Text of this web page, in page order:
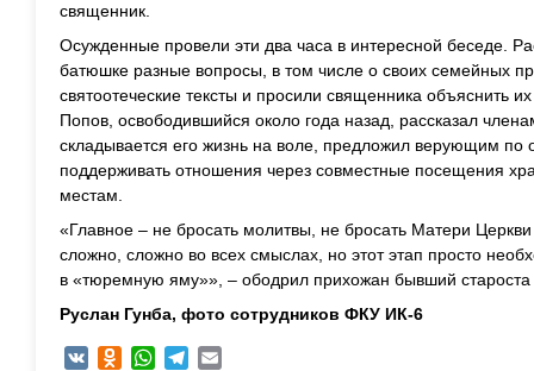
священник.
Осужденные провели эти два часа в интересной беседе.
батюшке разные вопросы, в том числе о своих семейных
святоотеческие тексты и просили священника объяснить
Попов, освободившийся около года назад, рассказал
складывается его жизнь на воле, предложил верующим по
поддерживать отношения через совместные посещения
местам.
«Главное – не бросать молитвы, не бросать Матери
сложно, сложно во всех смыслах, но этот этап просто
в «тюремную яму»», – ободрил прихожан бывший
Руслан Гунба, фото сотрудников ФКУ ИК-6
VK Odnoklassniki
WhatsAppTelegram